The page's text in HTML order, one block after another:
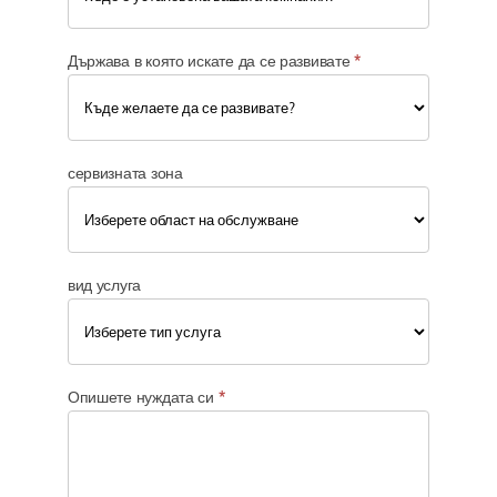
Държава в която искате да се развивате*
сервизната зона
вид услуга
Опишете нуждата си *